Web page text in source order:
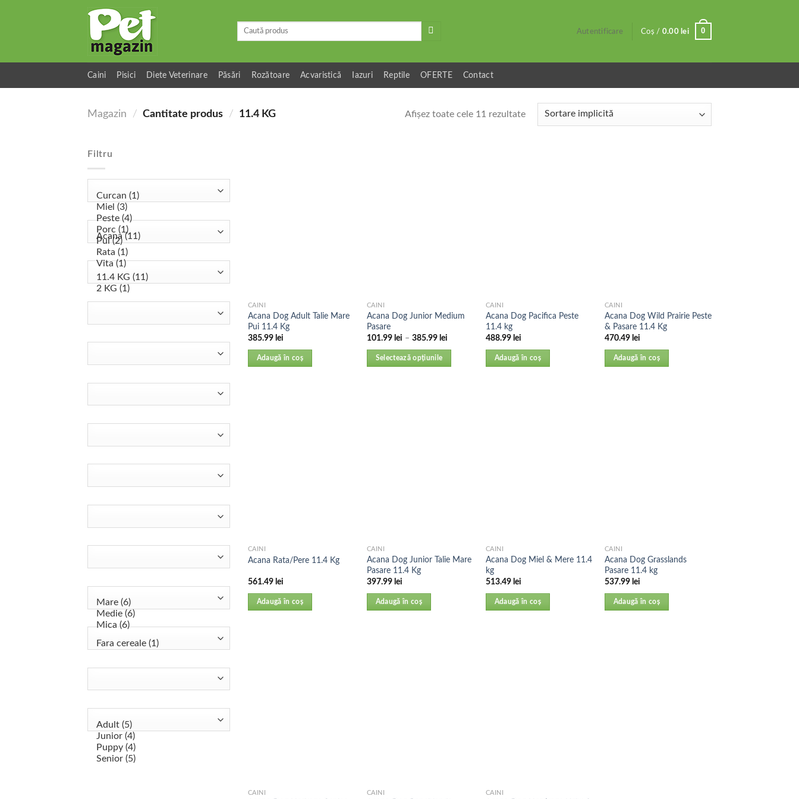
Caută
Autentificare Coș / 0.00 lei 0
Caini Pisici Diete Veterinare Păsări Rozătoare Acvaristică Iazuri Reptile OFERTE Contact
Magazin / Cantitate produs / 11.4 KG Afișez toate cele 11 rezultate
Filtru
CAINI
Acana Dog Adult Talie Mare
Pui 11.4 Kg
385.99 lei
Adaugă în coș
CAINI
Acana Dog Junior Medium
Pasare
101.99 lei – 385.99 lei
Selectează opțiunile
CAINI
Acana Dog Pacifica Peste
11.4 kg
488.99 lei
Adaugă în coș
CAINI
Acana Dog Wild Prairie Peste
& Pasare 11.4 Kg
470.49 lei
Adaugă în coș
CAINI
Acana Rata/Pere 11.4 Kg
561.49 lei
Adaugă în coș
CAINI
Acana Dog Junior Talie Mare
Pasare 11.4 Kg
397.99 lei
Adaugă în coș
CAINI
Acana Dog Miel & Mere 11.4
kg
513.49 lei
Adaugă în coș
CAINI
Acana Dog Grasslands
Pasare 11.4 kg
537.99 lei
Adaugă în coș
CAINI CAINI CAINI